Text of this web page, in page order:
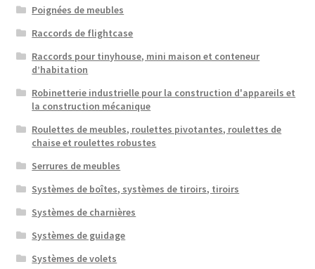
Poignées de meubles
Raccords de flightcase
Raccords pour tinyhouse, mini maison et conteneur
d’habitation
Robinetterie industrielle pour la construction d'appareils et
la construction mécanique
Roulettes de meubles, roulettes pivotantes, roulettes de
chaise et roulettes robustes
Serrures de meubles
Systèmes de boîtes, systèmes de tiroirs, tiroirs
Systèmes de charnières
Systèmes de guidage
Systèmes de volets